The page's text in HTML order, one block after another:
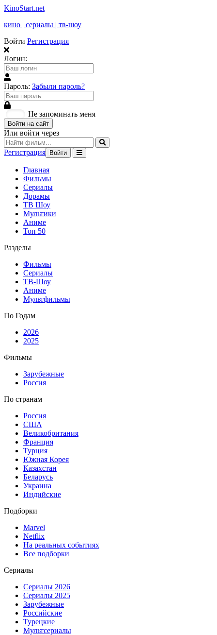
KinoStart.net
кино | сериалы | тв-шоу
Войти Регистрация
Логин:
Пароль: Забыли пароль?
Не запоминать меня
Войти на сайт
Или войти через
Регистрация Войти
Главная
Фильмы
Сериалы
Дорамы
ТВ Шоу
Мультики
Аниме
Топ 50
Разделы
Фильмы
Сериалы
ТВ-Шоу
Аниме
Мультфильмы
По Годам
2026
2025
Фильмы
Зарубежные
Россия
По странам
Россия
США
Великобритания
Франция
Турция
Южная Корея
Казахстан
Беларусь
Украина
Индийские
Подборки
Marvel
Netflix
На реальных событиях
Все подборки
Сериалы
Сериалы 2026
Сериалы 2025
Зарубежные
Российские
Турецкие
Мультсериалы